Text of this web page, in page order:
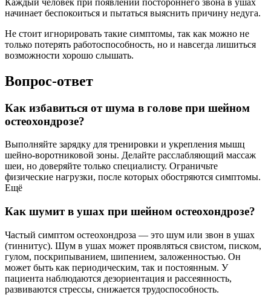
Каждый человек при появлении постороннего звона в ушах
начинает беспокоиться и пытаться выяснить причину недуга.
Не стоит игнорировать такие симптомы, так как можно не
только потерять работоспособность, но и навсегда лишиться
возможности хорошо слышать.
Вопрос-ответ
Как избавиться от шума в голове при шейном
остеохондрозе?
Выполняйте зарядку для тренировки и укрепления мышц
шейно-воротниковой зоны. Делайте расслабляющий массаж
шеи, но доверяйте только специалисту. Ограничьте
физические нагрузки, после которых обостряются симптомы.
Ещё
Как шумит в ушах при шейном остеохондрозе?
Частый симптом остеохондроза — это шум или звон в ушах
(тиннитус). Шум в ушах может проявляться свистом, писком,
гулом, поскрипыванием, шипением, заложенностью. Он
может быть как периодическим, так и постоянным. У
пациента наблюдаются дезориентация и рассеянность,
развиваются стрессы, снижается трудоспособность.